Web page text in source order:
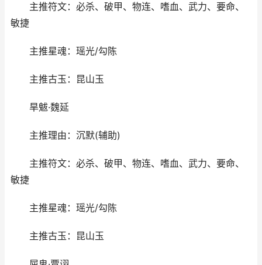
主推符文：必杀、破甲、物连、嗜血、武力、要命、
敏捷
主推星魂：瑶光/勾陈
主推古玉：昆山玉
旱魃·魏延
主推理由：沉默(辅助)
主推符文：必杀、破甲、物连、嗜血、武力、要命、
敏捷
主推星魂：瑶光/勾陈
主推古玉：昆山玉